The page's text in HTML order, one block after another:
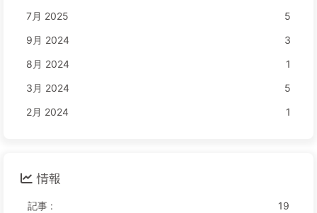
7月 2025
5
9月 2024
3
8月 2024
1
3月 2024
5
2月 2024
1
情報
記事 : 19